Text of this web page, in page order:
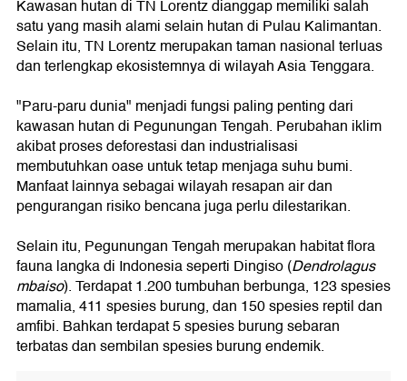
Kawasan hutan di TN Lorentz dianggap memiliki salah
satu yang masih alami selain hutan di Pulau Kalimantan.
Selain itu, TN Lorentz merupakan taman nasional terluas
dan terlengkap ekosistemnya di wilayah Asia Tenggara.
"Paru-paru dunia" menjadi fungsi paling penting dari
kawasan hutan di Pegunungan Tengah. Perubahan iklim
akibat proses deforestasi dan industrialisasi
membutuhkan oase untuk tetap menjaga suhu bumi.
Manfaat lainnya sebagai wilayah resapan air dan
pengurangan risiko bencana juga perlu dilestarikan.
Selain itu, Pegunungan Tengah merupakan habitat flora
fauna langka di Indonesia seperti Dingiso (Dendrolagus
mbaiso). Terdapat 1.200 tumbuhan berbunga, 123 spesies
mamalia, 411 spesies burung, dan 150 spesies reptil dan
amfibi. Bahkan terdapat 5 spesies burung sebaran
terbatas dan sembilan spesies burung endemik.